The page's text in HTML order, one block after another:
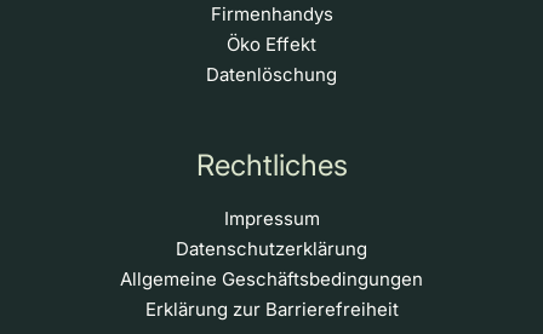
Firmenhandys
Öko Effekt
Datenlöschung
Rechtliches
Impressum
Datenschutzerklärung
Allgemeine Geschäftsbedingungen
Erklärung zur Barrierefreiheit